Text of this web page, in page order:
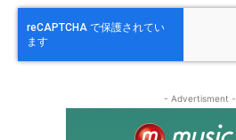
- Advertisment -